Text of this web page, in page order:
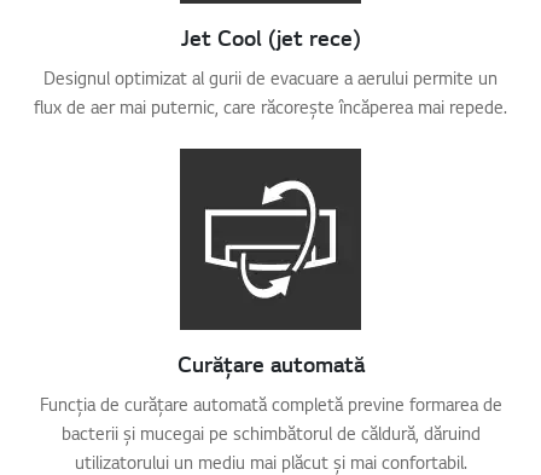
Jet Cool (jet rece)
Designul optimizat al gurii de evacuare a aerului permite un
flux de aer mai puternic, care răcorește încăperea mai repede.
Curățare automată
Funcția de curățare automată completă previne formarea de
bacterii și mucegai pe schimbătorul de căldură, dăruind
utilizatorului un mediu mai plăcut și mai confortabil.